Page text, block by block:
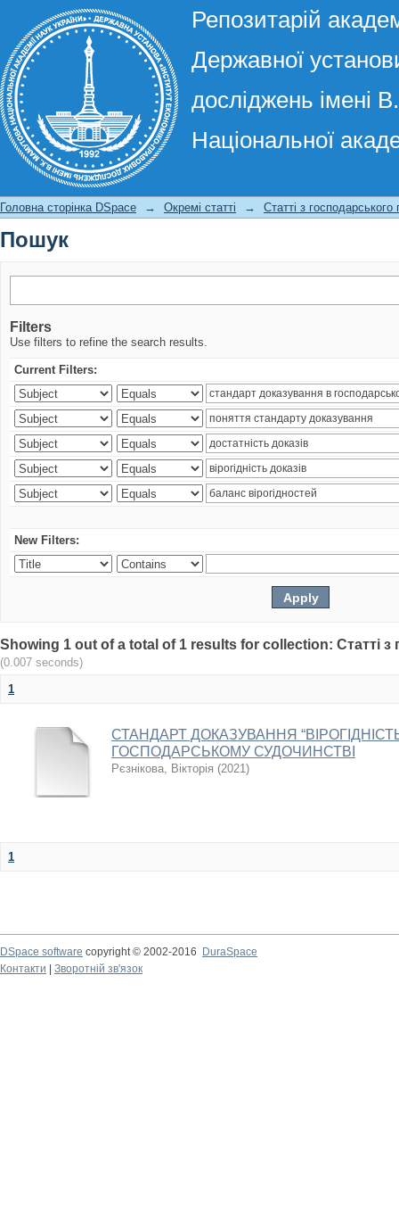
Репозитарій
Державної
досліджень імені
Національної
Пошук
Головна сторінка DSpace → Окремі статті → Статті з господарського
Пошук
Filters
Use filters to refine the search results.
Current Filters:
New Filters:
Showing 1 out of a total of 1 results for collection: Статті з
(0.007 seconds)
1
СТАНДАРТ ДОКАЗУВАННЯ
ГОСПОДАРСЬКОМУ СУДОЧИНСТВІ
Рєзнікова, Вікторія (2021)
1
DSpace software copyright © 2002-2016
DuraSpace
Контакти
Зворотній зв'язок